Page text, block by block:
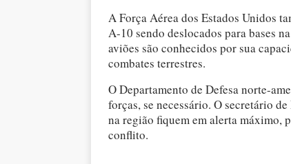
A Força Aérea dos Estados Unidos
A-10 sendo deslocados para bases
aviões são conhecidos por sua
combates terrestres.
O Departamento de Defesa norte-
forças, se necessário. O secretário
na região fiquem em alerta máximo,
conflito.